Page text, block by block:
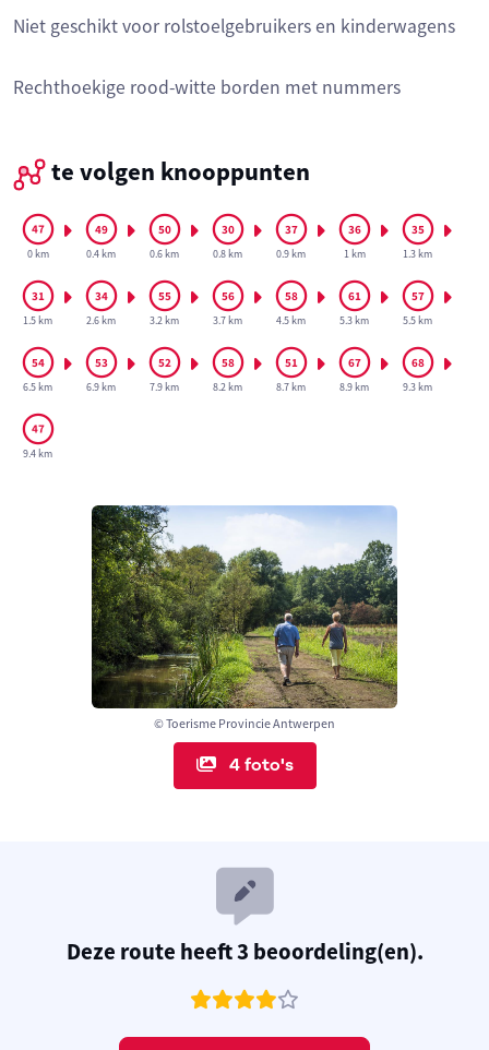
© Toerisme Provincie Antwerpen
4 foto's
Niet geschikt voor rolstoelgebruikers en kinderwagens
Rechthoekige rood-witte borden met nummers
te volgen knooppunten
0 km 0.4 km 0.6 km 0.8 km 0.9 km 1 km 1.3 km
1.5 km 2.6 km 3.2 km 3.7 km 4.5 km 5.3 km 5.5 km
6.5 km 6.9 km 7.9 km 8.2 km 8.7 km 8.9 km 9.3 km
9.4 km
Deze route heeft 3 beoordeling(en).